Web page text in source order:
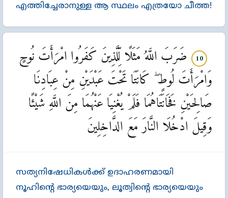
എത്തിച്ചേരാനുള്ള ആ സ്ഥലം എത്രയോ ചീത്ത!
സത്യനിഷേധികള്‍ക്ക്‌ ഉദാഹരണമായി
നൂഹിന്‍റെ ഭാര്യയെയും, ലൂത്വിന്‍റെ ഭാര്യയെയും
10
ضَرَبَ اللَّهُ مَثَلًا لِّلَّذِينَ كَفَرُوا امْرَأَتَ نُوحٍ
وَامْرَأَتَ لُوطٍ ۖ كَانَتَا تَحْتَ عَبْدَيْنِ مِنْ عِبَادِنَا
صَالِحَيْنِ فَخَانَتَاهُمَا فَلَمْ يُغْنِيَا عَنْهُمَا مِنَ اللَّهِ شَيْئًا
وَقِيلَ ادْخُلَا النَّارَ مَعَ الدَّاخِلِينَ